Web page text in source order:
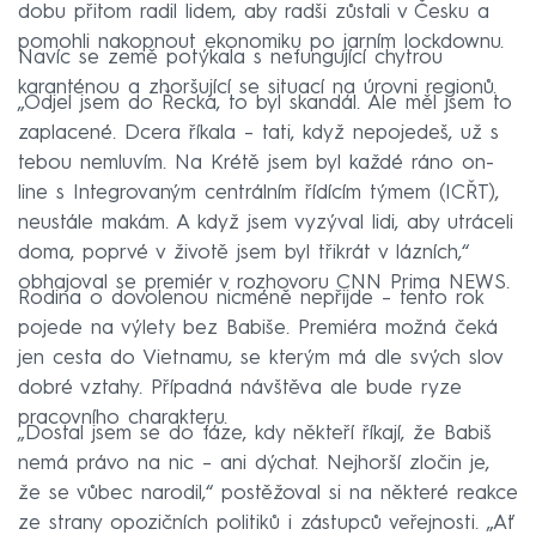
dobu přitom radil lidem, aby radši zůstali v Česku a
pomohli nakopnout ekonomiku po jarním lockdownu.
Navíc se země potýkala s nefungující chytrou
karanténou a zhoršující se situací na úrovni regionů.
„Odjel jsem do Řecka, to byl skandál. Ale měl jsem to
zaplacené. Dcera říkala – tati, když nepojedeš, už s
tebou nemluvím. Na Krétě jsem byl každé ráno on-
line s Integrovaným centrálním řídícím týmem (ICŘT),
neustále makám. A když jsem vyzýval lidi, aby utráceli
doma, poprvé v životě jsem byl třikrát v lázních,“
obhajoval se premiér v rozhovoru CNN Prima NEWS.
Rodina o dovolenou nicméně nepřijde – tento rok
pojede na výlety bez Babiše. Premiéra možná čeká
jen cesta do Vietnamu, se kterým má dle svých slov
dobré vztahy. Případná návštěva ale bude ryze
pracovního charakteru.
„Dostal jsem se do fáze, kdy někteří říkají, že Babiš
nemá právo na nic – ani dýchat. Nejhorší zločin je,
že se vůbec narodil,“ postěžoval si na některé reakce
ze strany opozičních politiků i zástupců veřejnosti. „Ať